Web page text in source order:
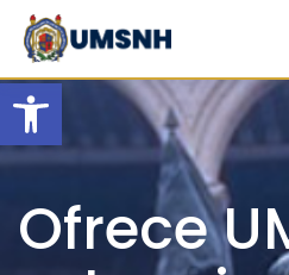
Open toolbar
Skip
content
Ofrece